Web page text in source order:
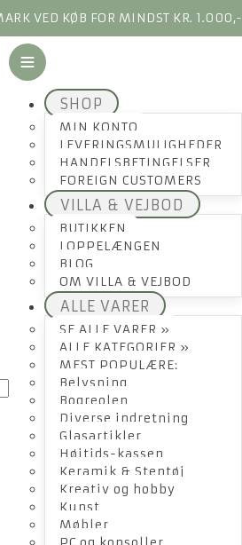
VED KØB FOR MINDST KR. 1.000,-
SHOP
MIN KONTO
LEVERINGSMULIGHEDER
HANDELSBETINGELSER
FOREIGN CUSTOMERS
VILLA & VEJBOD
BUTIKKEN
LOPPELÆNGEN
BLOG
OM VILLA & VEJBOD
ALLE VARER
SE ALLE VARER »
ALLE KATEGORIER »
MEST POPULÆRE:
Belysning
Bogreolen
Diverse indretning
Glasartikler
Højtids-kassen
Keramik & Stentøj
Kreativ og hobby
Kunst
Møbler